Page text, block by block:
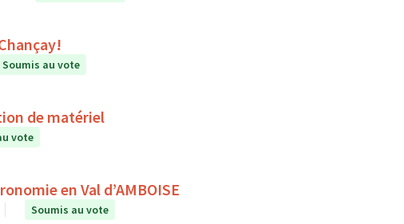
Soumis au vote
de matériel
vote
A la rencontre du ciel et des étoiles avec Astronomie en Val d’AMBOISE
Soumis au vote